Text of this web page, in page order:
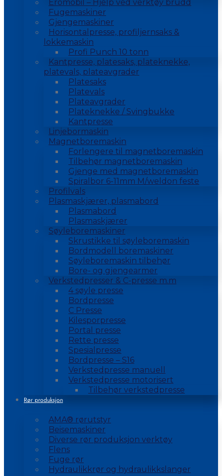
Eromobil – Hjelp ved verktøy brudd
Fugemaskiner
Gjengemaskiner
Horisontalpresse, profiljernsaks &
lokkemaskin
Profi Punch 10 tonn
Kantpresse, platesaks, plateknekke,
platevals, plateavgrader
Platesaks
Platevals
Plateavgrader
Plateknekke / Svingbukke
Kantpresse
Linjebormaskin
Magnetboremaskin
Forlengere til magnetboremaskin
Tilbehør magnetboremaskin
Gjenge med magnetboremaskin
Spiralbor 6-11mm M/weldon feste
Profilvals
Plasmaskjærer, plasmabord
Plasmabord
Plasmaskjærer
Søyleboremaskiner
Skrustikke til søyleboremaskin
Bordmodell boremaskiner
Søyleboremaskin tilbehør
Bore- og gjengearmer
Verkstedpresser & C-presse m.m
4 søyle presse
Bordpresse
C Presse
Kilesporpresse
Portal presse
Rette presse
Spesialpresse
Bordpresse – S16
Verkstedpresse manuell
Verkstedpresse motorisert
Tilbehør verkstedpresse
Rør produksjon
AMA® rørutstyr
Beisemaskiner
Diverse rør produksjon verktøy
Flens
Fuge rør
Hydraulikkrør og hydraulikkslanger